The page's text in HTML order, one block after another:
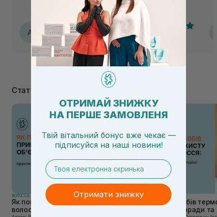
А Анастасія
04.08.2026, 16:39
Статті
ВОЛОССЯ
Як покращити прикореневий об'єм
волосся: практичні поради від Sisters
ТОП-5 засобів
волосся: поради
ОТРИМАЙ ЗНИЖКУ
НА ПЕРШЕ ЗАМОВЛЕНЯ
Твій вітальний бонус вже чекає —
підписуйся на наші новини!
email
Отримати знижку